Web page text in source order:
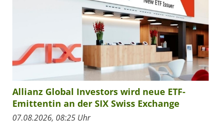
Allianz Global Investors wird neue ETF-
Emittentin an der SIX Swiss Exchange
07.08.2026, 08:25 Uhr